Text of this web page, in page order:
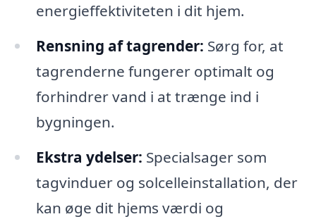
energieffektiviteten i dit hjem.
Rensning af tagrender: Sørg for, at
tagrenderne fungerer optimalt og
forhindrer vand i at trænge ind i
bygningen.
Ekstra ydelser: Specialsager som
tagvinduer og solcelleinstallation, der
kan øge dit hjems værdi og